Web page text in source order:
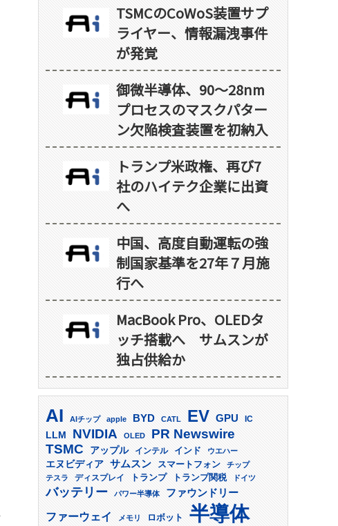
TSMCのCoWoS装置サプ
ライヤー、情報漏洩事件
が発覚
御微半導体、90～28nm
プロセスのマスクパター
ン欠陥検査装置を初納入
トランプ米政権、再び7
社のハイテク企業に出資
へ
中国、高度自動運転の強
制国家基準を27年７月施
行へ
MacBook Pro、OLEDタ
ッチ搭載へ サムスンが
独占供給か
AI AIチップ apple BYD CATL EV GPU IC
LLM NVIDIA OLED PR Newswire
TSMC アップル インテル インド ウエハー
エヌビディア サムスン スマートフォン
チップ
テスラ
ディスプレイ トランプ トランプ関税 ドイツ
バッテリー パワー半導体 ファウンドリー
ファーウェイ メモリ ロボット 半導体